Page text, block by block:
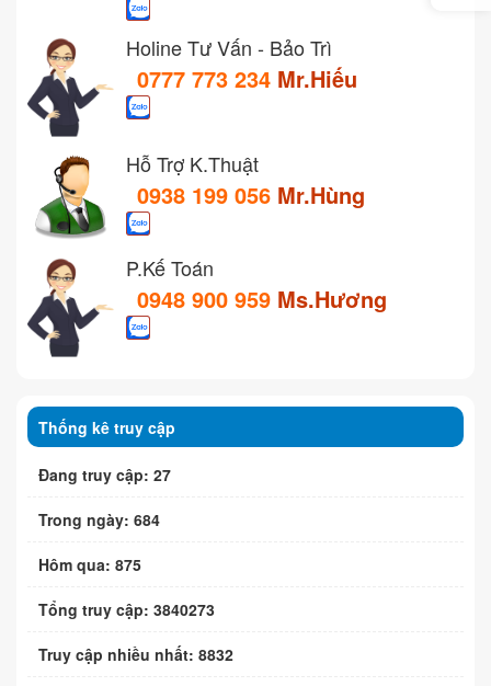
Holine Tư Vấn - Bảo Trì
0777 773 234 Mr.Hiếu
Hỗ Trợ K.Thuật
0938 199 056 Mr.Hùng
P.Kế Toán
0948 900 959 Ms.Hương
Thống kê truy cập
Đang truy cập: 27
Trong ngày: 684
Hôm qua: 875
Tổng truy cập: 3840273
Truy cập nhiều nhất: 8832